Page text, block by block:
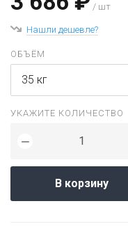
/ шт
Нашли дешевле?
ОБЪЁМ
35 кг
УКАЖИТЕ КОЛИЧЕСТВО
−
В корзину